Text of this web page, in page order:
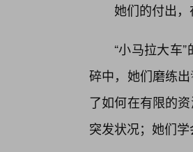
她们的付出
“小马拉大车
碎中，她们磨练
了如何在有限的
突发状况；她们